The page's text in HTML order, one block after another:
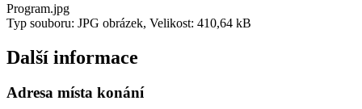
Program.jpg
Typ souboru: JPG obrázek, Velikost: 410,64 kB
Další informace
Adresa místa konání